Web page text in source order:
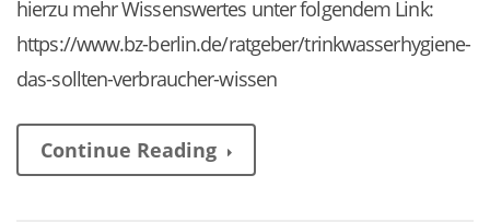
hierzu mehr Wissenswertes unter folgendem Link:
https://www.bz-berlin.de/ratgeber/trinkwasserhygiene-
das-sollten-verbraucher-wissen
Continue Reading